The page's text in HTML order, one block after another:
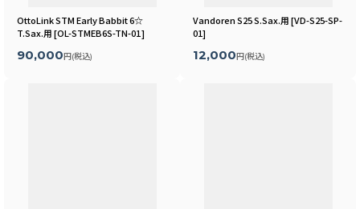
OttoLink STM Early Babbit 6☆
T.Sax.用[OL-STMEB6S-TN-01]
90,000円(税込)
Vandoren S25 S.Sax.用[VD-S25-SP-
01]
12,000円(税込)